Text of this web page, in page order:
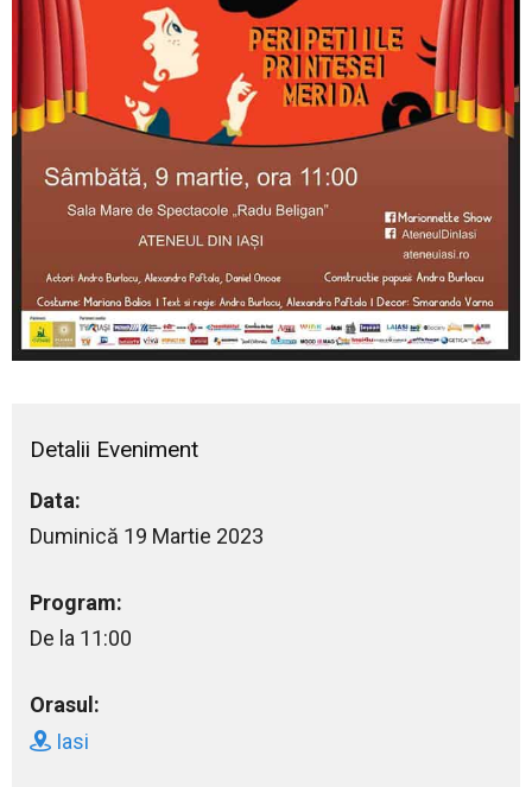
Detalii Eveniment
Data:
Duminică 19 Martie 2023
Program:
De la 11:00
Orasul:
Iasi